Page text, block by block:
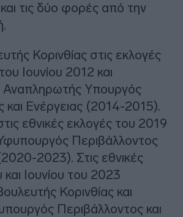
τις δύο φορές από την
Κορινθίας στις εκλογές
Ιουνίου 2012 και
Υπουργός
και Ενέργειας (2014-2015).
εθνικές εκλογές του 2019
Περιβάλλοντος
2023). Στις εθνικές
Ιουνίου του 2023
Κορινθίας και
Περιβάλλοντος και